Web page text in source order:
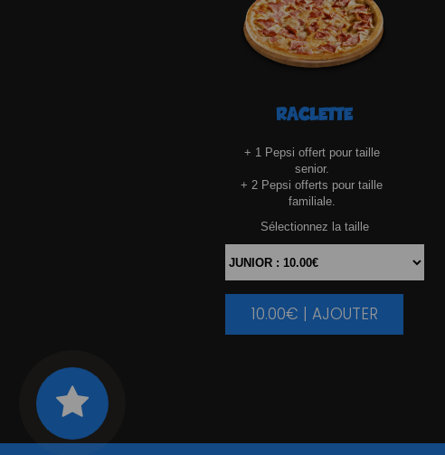
RACLETTE
+ 1 Pepsi offert pour taille
senior.
+ 2 Pepsi offerts pour taille
familiale.
Sélectionnez la taille
|
10.00€ | AJOUTER